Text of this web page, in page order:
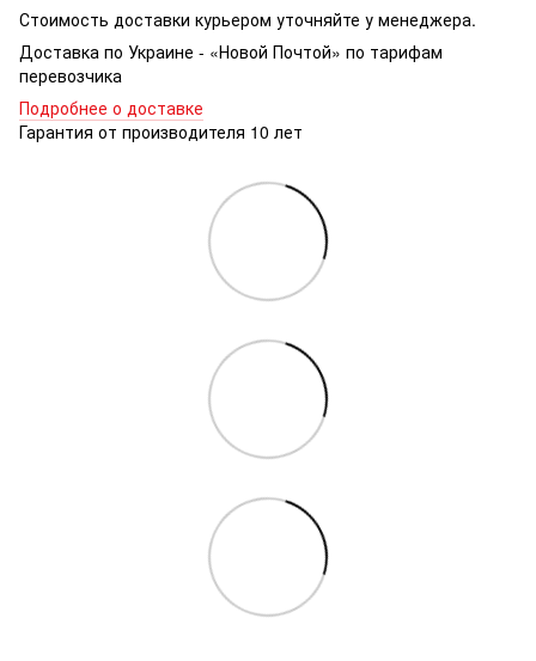
Стоимость доставки курьером уточняйте у менеджера.
Доставка по Украине - «Новой Почтой» по тарифам
перевозчика
Подробнее о доставке
Гарантия от производителя 10 лет